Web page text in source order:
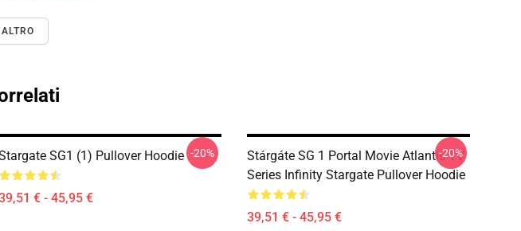
SG1 (1) Pullover Hoodie
€ - 45,95 €
-20%
Stárgáte SG 1 Portal Movie Atlantis TV
Series Infinity Stargate Pullover Hoodie
39,51 € - 45,95 €
-20%